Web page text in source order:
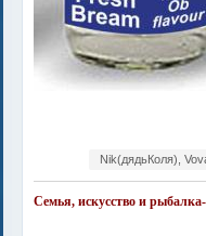
Nik(дядьКоля),
Семья, искусство и